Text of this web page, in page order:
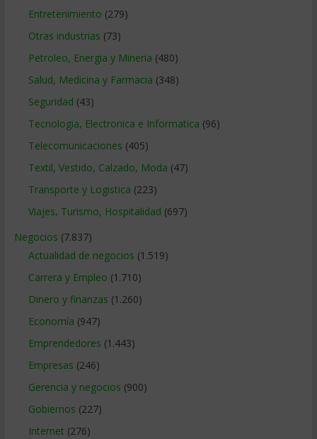
Entretenimiento (279)
Otras industrias (73)
Petroleo, Energia y Mineria (480)
Salud, Medicina y Farmacia (348)
Seguridad (43)
Tecnologia, Electronica e Informatica (96)
Telecomunicaciones (405)
Textil, Vestido, Calzado, Moda (47)
Transporte y Logistica (223)
Viajes, Turismo, Hospitalidad (697)
Negocios (7.837)
Actualidad de negocios (1.519)
Carrera y Empleo (1.710)
Dinero y finanzas (1.260)
Economía (947)
Emprendedores (1.443)
Empresas (246)
Gerencia y negocios (900)
Gobiernos (227)
Internet (276)